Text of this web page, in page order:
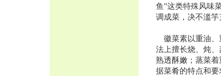
鱼”这类特殊风味
调成菜，决不滥竽
徽菜素以重油、
法上擅长烧、炖
熟透酥嫩；蒸菜
据菜肴的特点和